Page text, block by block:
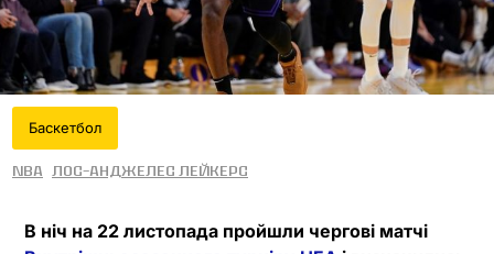
Баскетбол
NBA Лос-Анджелес Лейкерс
В ніч на 22 листопада пройшли чергові матчі